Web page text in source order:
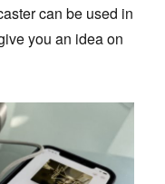
can be used in
you an idea on